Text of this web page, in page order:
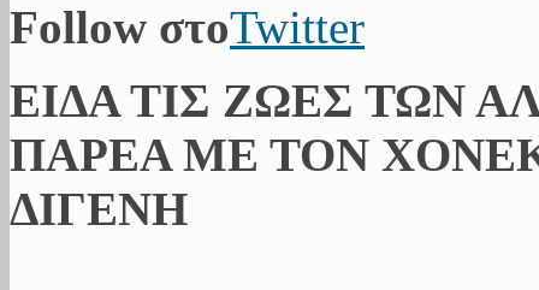
Follow στοTwitter
ΕΙΔΑ ΤΙΣ ΖΩΕΣ ΤΩΝ
ΠΑΡΕΑ ΜΕ ΤΟΝ
ΔΙΓΕΝΗ